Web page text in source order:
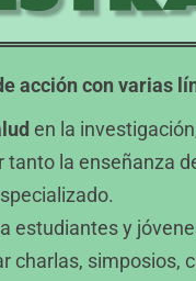
acción con varias
en la
tanto la enseñanza
estudiantes y
charlas, simposios,